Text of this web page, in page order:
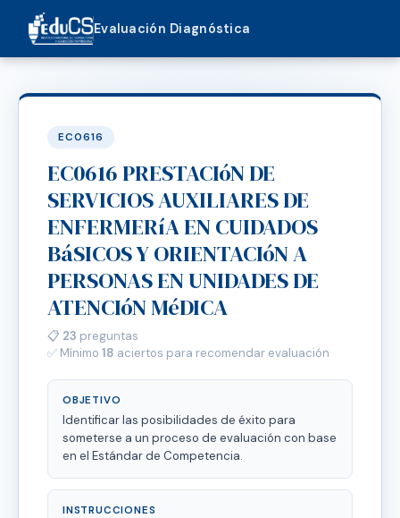
Evaluación Diagnóstica
EC0616
EC0616 PRESTACIóN DE
SERVICIOS AUXILIARES DE
ENFERMERíA EN CUIDADOS
BáSICOS Y ORIENTACIóN A
PERSONAS EN UNIDADES DE
ATENCIóN MéDICA
📋 23 preguntas
✅ Mínimo 18 aciertos para recomendar evaluación
OBJETIVO
Identificar las posibilidades de éxito para
someterse a un proceso de evaluación con base
en el Estándar de Competencia.
INSTRUCCIONES